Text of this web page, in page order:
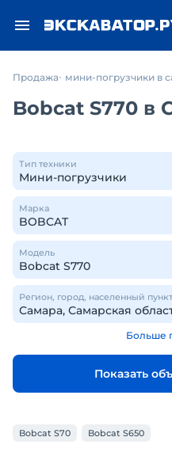
Продажа мини-погрузчики в
Bobcat S770 в
Тип техники
Марка
Модель
Регион, город, населенный пункт
Больше
Показать
Bobcat S70 Bobcat S650